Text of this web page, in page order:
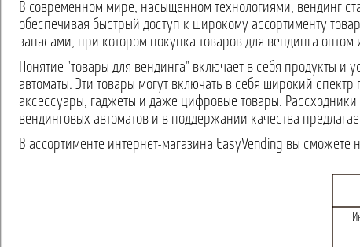
В современном мире, насыщенном технологиями, вендинг
обеспечивая быстрый доступ к широкому ассортименту
запасами, при котором покупка товаров для вендинга
Понятие "товары для вендинга" включает в себя продукты и
автоматы. Эти товары могут включать в себя широкий
аксессуары, гаджеты и даже цифровые товары.
вендинговых автоматов и в поддержании качества
В ассортименте интернет-магазина EasyVending вы сможете